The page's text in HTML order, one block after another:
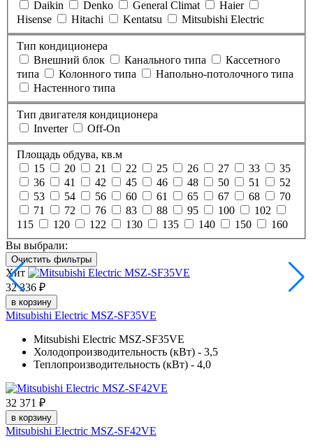
Daikin Denko General Climat
Haier
Hisense
Hitachi Kentatsu Mitsubishi Electric
Тип кондиционера
Внешний блок
Канального типа
Кассетного
типа
Колонного типа
Напольно-потолочного типа
Настенного типа
Тип двигателя кондиционера
Inverter
Off-On
Площадь обдува, кв.м
15
20 21 22 25 26 27 33
35
36
41 42 45 46 48 50 51
52
53
54 56 60 61 65 67 68
70
71
72 76 83 88 95 100
102
115
120 122 130 135 140 150
160
Вы выбрали:
Очистить фильтры
Хит
32 336 ₽
в корзину
Mitsubishi Electric MSZ-SF35VE
Mitsubishi Electric MSZ-SF35VE
Холодопроизводительность (кВт) - 3,5
Теплопроизводительность (кВт) - 4,0
32 371 ₽
в корзину
Mitsubishi Electric MSZ-SF42VE